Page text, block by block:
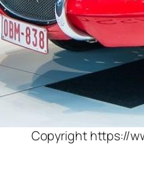
Copyright https://